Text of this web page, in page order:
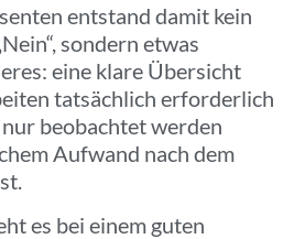
entstand damit kein
sondern etwas
eine klare Übersicht
tatsächlich erforderlich
beobachtet werden
Aufwand nach dem
es bei einem guten